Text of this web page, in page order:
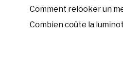
Comment relooker un
Combien coûte la